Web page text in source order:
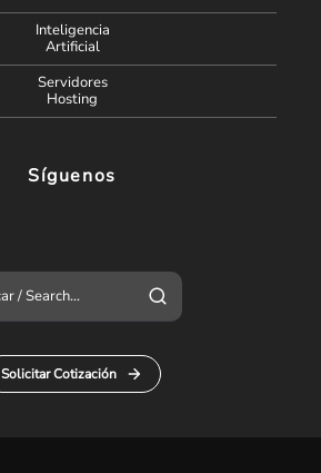
Inteligencia
Artificial
Servidores
Hosting
Síguenos
Solicitar Cotización